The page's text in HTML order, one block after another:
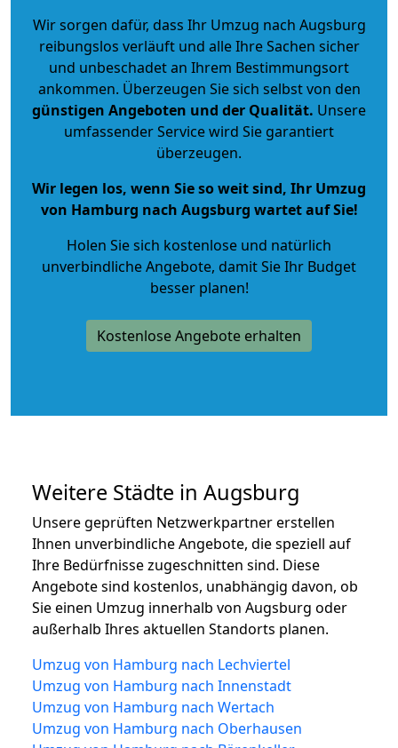
Wir sorgen dafür, dass Ihr Umzug nach Augsburg
reibungslos verläuft und alle Ihre Sachen sicher
und unbeschadet an Ihrem Bestimmungsort
ankommen. Überzeugen Sie sich selbst von den
günstigen Angeboten und der Qualität. Unsere
umfassender Service wird Sie garantiert
überzeugen.
Wir legen los, wenn Sie so weit sind, Ihr Umzug
von Hamburg nach Augsburg wartet auf Sie!
Holen Sie sich kostenlose und natürlich
unverbindliche Angebote, damit Sie Ihr Budget
besser planen!
Kostenlose Angebote erhalten
Weitere Städte in Augsburg
Unsere geprüften Netzwerkpartner erstellen
Ihnen unverbindliche Angebote, die speziell auf
Ihre Bedürfnisse zugeschnitten sind. Diese
Angebote sind kostenlos, unabhängig davon, ob
Sie einen Umzug innerhalb von Augsburg oder
außerhalb Ihres aktuellen Standorts planen.
Umzug von Hamburg nach Lechviertel
Umzug von Hamburg nach Innenstadt
Umzug von Hamburg nach Wertach
Umzug von Hamburg nach Oberhausen